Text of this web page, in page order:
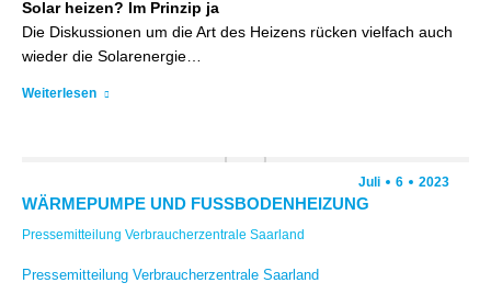
Solar heizen? Im Prinzip ja
Die Diskussionen um die Art des Heizens rücken vielfach auch
wieder die Solarenergie…
Weiterlesen
Juli 6 2023
WÄRMEPUMPE UND FUSSBODENHEIZUNG
Pressemitteilung Verbraucherzentrale Saarland
Pressemitteilung Verbraucherzentrale Saarland